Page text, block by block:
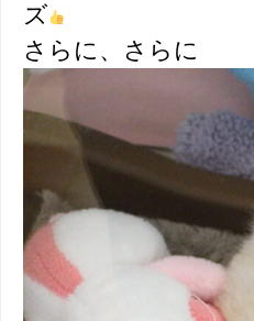
ズ
さらに、さらに